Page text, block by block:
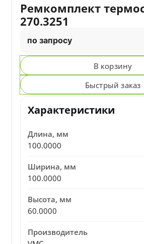
Ремкомплект
270.3251
по запросу
В корзину
Быстрый заказ
Характеристики
Длина, мм
100.0000
Ширина, мм
100.0000
Высота, мм
60.0000
Производитель